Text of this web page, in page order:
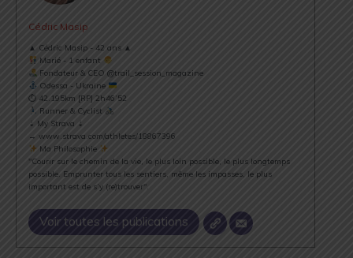
Cédric Masip
▲ Cédric Masip - 42 ans ▲
Marié - 1 enfant
Fondateur & CEO @trail_session_magazine
Odessa - Ukraine
⏱ 42.195km [RP] 2h46’52
Runner & Cyclist
⇣ My Strava ⇣
→ www.strava.com/athletes/18867396
Ma Philosophie
"Courir sur le chemin de la vie, le plus loin possible, le plus longtemps
possible. Emprunter tous les sentiers, même les impasses, le plus
important est de s’y (re)trouver".
Voir toutes les publications